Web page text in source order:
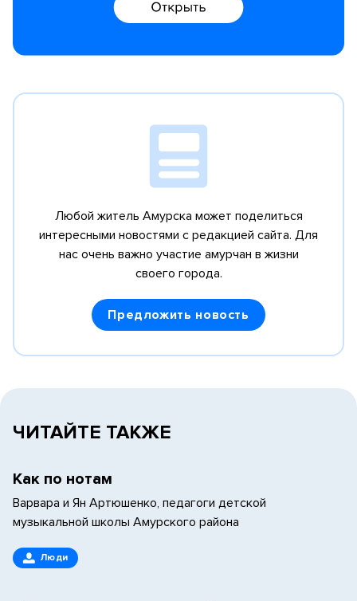
Любой житель Амурска может поделиться
интересными новостями с редакцией сайта. Для
нас очень важно участие амурчан в жизни
своего города.
Предложить новость
ЧИТАЙТЕ ТАКЖЕ
Как по нотам
Варвара и Ян Артюшенко, педагоги детской
музыкальной школы Амурского района
Люди